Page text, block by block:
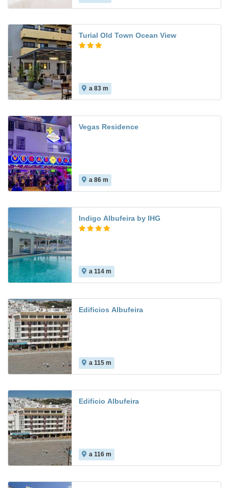
Turial Old Town Ocean View
a 83 m
Vegas Residence
a 86 m
Indigo Albufeira by IHG
a 114 m
Edificios Albufeira
a 115 m
Edificio Albufeira
a 116 m